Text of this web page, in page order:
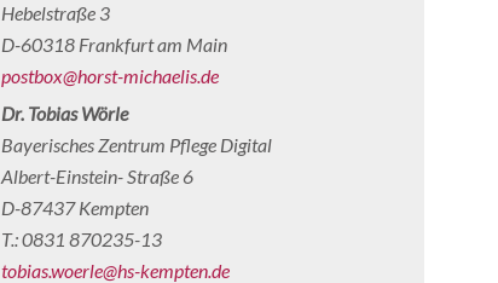
Hebelstraße 3
D-60318 Frankfurt am Main
postbox@horst-michaelis.de
Dr. Tobias Wörle
Bayerisches Zentrum Pflege Digital
Albert-Einstein- Straße 6
D-87437 Kempten
T.: 0831 870235-13
tobias.woerle@hs-kempten.de